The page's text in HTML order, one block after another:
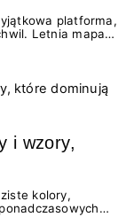
platforma,
Letnia mapa
przez
coś absolutnie
dawkę
i wzory,
kolory,